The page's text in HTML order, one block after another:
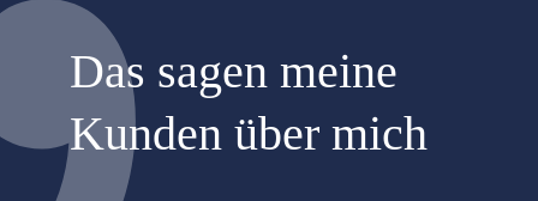
Das sagen meine
Kunden über mich